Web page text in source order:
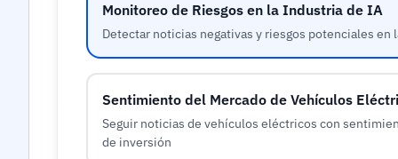
Monitoreo de Riesgos en la Industria de IA
Detectar noticias negativas y riesgos potenciales en
Sentimiento del Mercado de Vehículos
Seguir noticias de vehículos eléctricos con
de inversión